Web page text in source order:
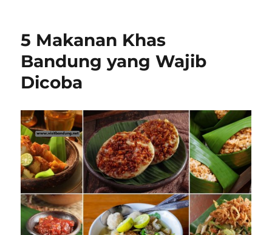
Taman
Indah,
5 Makanan Khas
Bandung yang Wajib
Dicoba